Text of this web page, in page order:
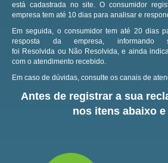
está cadastrada no site.O consumidor
empresa tem até 10 dias para analisar e
Em seguida, o consumidor tem até 20 dias
resposta da empresa, informando
foi Resolvida ou Não Resolvida, e ainda
com o atendimento recebido.
Em caso de dúvidas, consulte os canais de
Antes de registrar a sua
nos itens abaixo e